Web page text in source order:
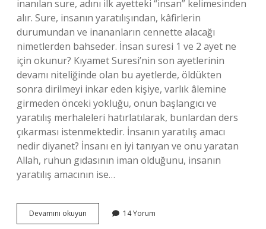
inanılan sure, adını ilk ayetteki “insan” kelimesinden
alır. Sure, insanın yaratılışından, kâfirlerin
durumundan ve inananların cennette alacağı
nimetlerden bahseder. İnsan suresi 1 ve 2 ayet ne
için okunur? Kıyamet Suresi’nin son ayetlerinin
devamı niteliğinde olan bu ayetlerde, öldükten
sonra dirilmeyi inkar eden kişiye, varlık âlemine
girmeden önceki yokluğu, onun başlangıcı ve
yaratılış merhaleleri hatırlatılarak, bunlardan ders
çıkarması istenmektedir. İnsanın yaratılış amacı
nedir diyanet? İnsanı en iyi tanıyan ve onu yaratan
Allah, ruhun gıdasının iman olduğunu, insanın
yaratılış amacının ise…
Devamını okuyun
Suresi
14 Yorum